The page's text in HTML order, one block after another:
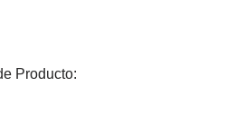
Producto: